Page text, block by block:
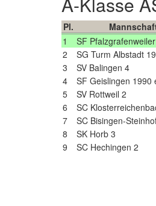
Pl.
1
SF
2
SG Turm Albstadt
3
SV Balingen 4
4
SF Geislingen 1990
5
SV Rottweil 2
6
SC
7
SC Bisingen-
8
SK Horb 3
9
SC Hechingen 2